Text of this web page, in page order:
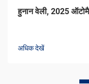
हुनान वेली, 2025
अधिक देखें